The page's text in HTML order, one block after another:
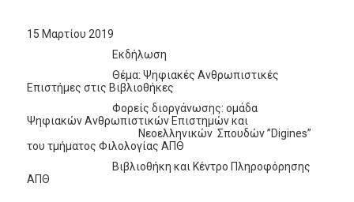
15 Μαρτίου 2019
Εκδήλωση
Θέμα: Ψηφιακές Ανθρωπιστικές
Επιστήμες στις Βιβλιοθήκες
Φορείς διοργάνωσης: ομάδα
Ψηφιακών Ανθρωπιστικών Επιστημών και
Νεοελληνικών Σπουδών ”Digines”
του τμήματος Φιλολογίας ΑΠΘ
Βιβλιοθήκη και Κέντρο Πληροφόρησης
ΑΠΘ